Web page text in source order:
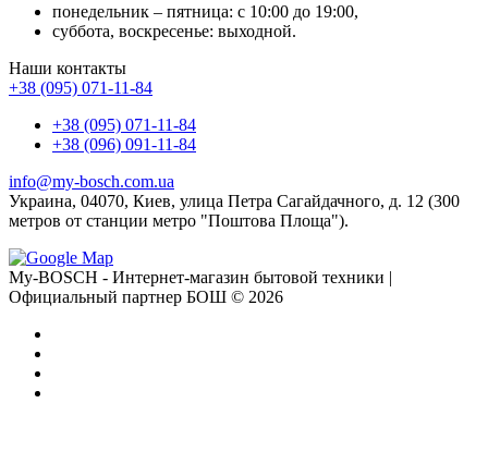
понедельник – пятница: с 10:00 до 19:00,
суббота, воскресенье: выходной.
Наши контакты
+38 (095) 071-11-84
+38 (095) 071-11-84
+38 (096) 091-11-84
info@my-bosch.com.ua
Украина, 04070, Киев, улица Петра Сагайдачного, д. 12 (300
метров от станции метро "Поштова Площа").
My-BOSCH - Интернет-магазин бытовой техники |
Официальный партнер БОШ © 2026